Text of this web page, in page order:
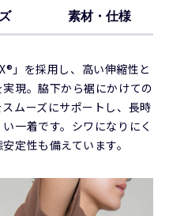
素材・仕様
」を採用し、高い伸縮性と
現。脇下から裾にかけての
ムーズにサポートし、長時
一着です。シワになりにく
定性も備えています。